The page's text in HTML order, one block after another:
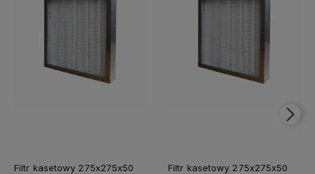
Filtr kasetowy 275x275x50
Filtr kasetowy 275x275x50